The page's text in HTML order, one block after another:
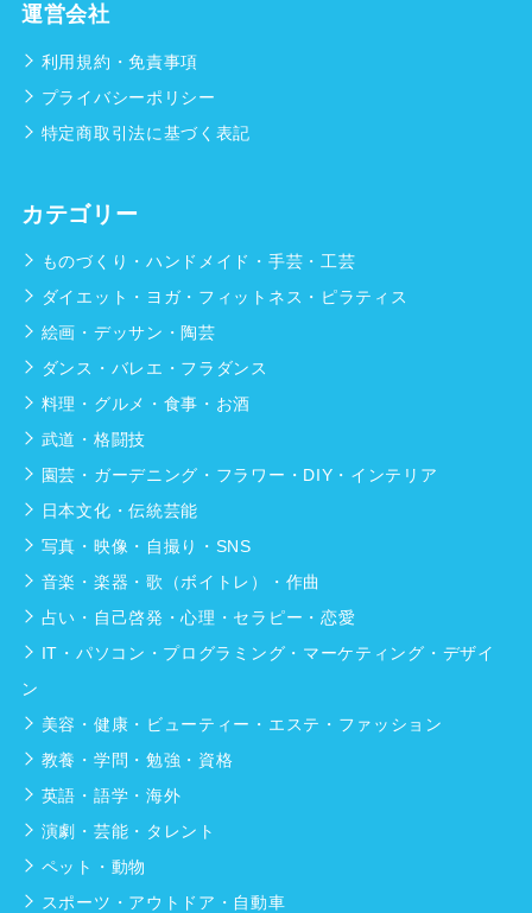
運営会社
利用規約・免責事項
プライバシーポリシー
特定商取引法に基づく表記
カテゴリー
ものづくり・ハンドメイド・手芸・工芸
ダイエット・ヨガ・フィットネス・ピラティス
絵画・デッサン・陶芸
ダンス・バレエ・フラダンス
料理・グルメ・食事・お酒
武道・格闘技
園芸・ガーデニング・フラワー・DIY・インテリア
日本文化・伝統芸能
写真・映像・自撮り・SNS
音楽・楽器・歌（ボイトレ）・作曲
占い・自己啓発・心理・セラピー・恋愛
IT・パソコン・プログラミング・マーケティング・デザイ
ン
美容・健康・ビューティー・エステ・ファッション
教養・学問・勉強・資格
英語・語学・海外
演劇・芸能・タレント
ペット・動物
スポーツ・アウトドア・自動車